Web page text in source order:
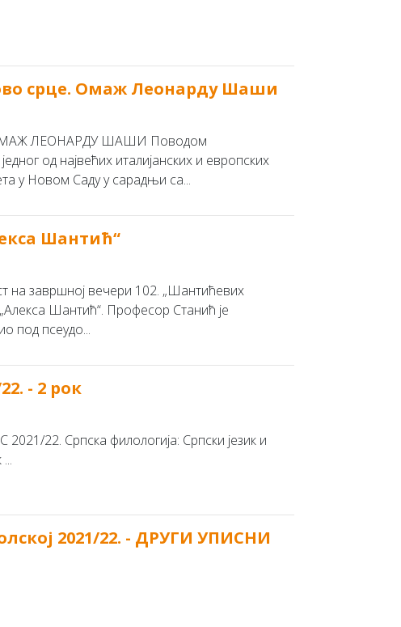
срце. Омаж Леонарду Шаши
ЛЕОНАРДУ ШАШИ Поводом
од највећих италијанских и европских
у Новом Саду у сарадњи са...
Шантић“
на завршној вечери 102. „Шантићевих
Шантић“. Професор Станић је
под псеудо...
- 2 рок
2021/22. Српска филологија: Српски језик и
2021/22. - ДРУГИ УПИСНИ